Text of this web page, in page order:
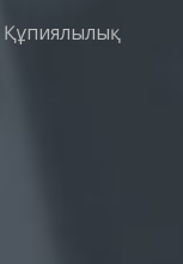
Құпиялылық